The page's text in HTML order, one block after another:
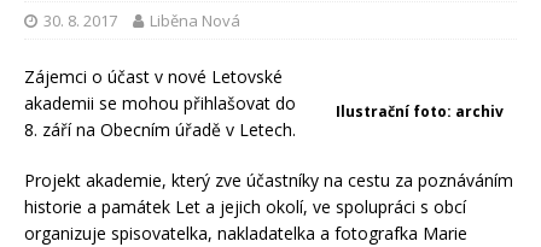
30. 8. 2017 Liběna Nová
Ilustrační foto: archiv
Zájemci o účast v nové Letovské
akademii se mohou přihlašovat do
8. září na Obecním úřadě v Letech.
Projekt akademie, který zve účastníky na cestu za poznáváním
historie a památek Let a jejich okolí, ve spolupráci s obcí
organizuje spisovatelka, nakladatelka a fotografka Marie